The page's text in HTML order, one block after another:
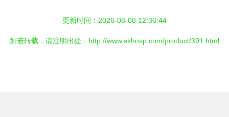
更新时间：2026-08-08 12:36:44
如若转载，请注明出处：http://www.skhosp.com/product/391.html